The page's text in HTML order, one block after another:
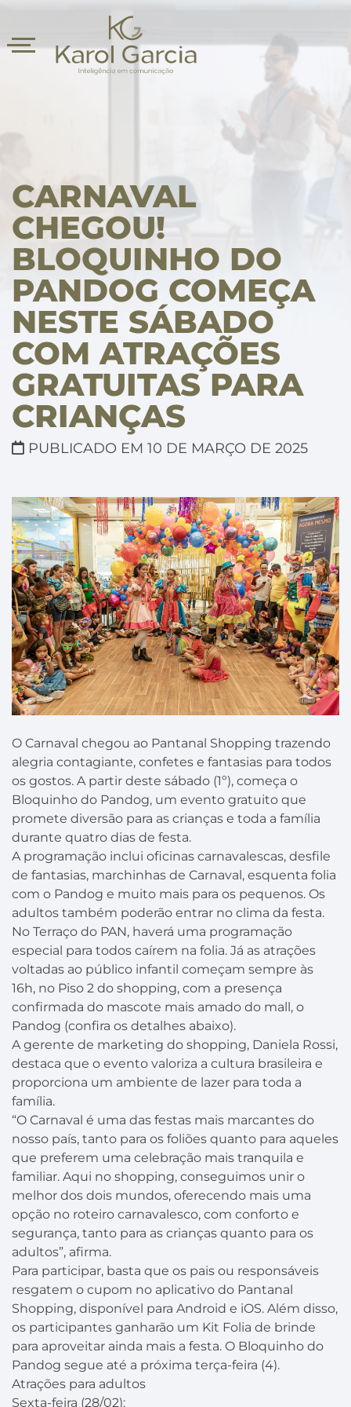
CARNAVAL
CHEGOU!
BLOQUINHO DO
PANDOG COMEÇA
NESTE SÁBADO
COM ATRAÇÕES
GRATUITAS PARA
CRIANÇAS
PUBLICADO EM 10 DE MARÇO DE 2025
O Carnaval chegou ao Pantanal Shopping trazendo
alegria contagiante, confetes e fantasias para todos
os gostos. A partir deste sábado (1º), começa o
Bloquinho do Pandog, um evento gratuito que
promete diversão para as crianças e toda a família
durante quatro dias de festa.
A programação inclui oficinas carnavalescas, desfile
de fantasias, marchinhas de Carnaval, esquenta folia
com o Pandog e muito mais para os pequenos. Os
adultos também poderão entrar no clima da festa.
No Terraço do PAN, haverá uma programação
especial para todos caírem na folia. Já as atrações
voltadas ao público infantil começam sempre às
16h, no Piso 2 do shopping, com a presença
confirmada do mascote mais amado do mall, o
Pandog (confira os detalhes abaixo).
A gerente de marketing do shopping, Daniela Rossi,
destaca que o evento valoriza a cultura brasileira e
proporciona um ambiente de lazer para toda a
família.
“O Carnaval é uma das festas mais marcantes do
nosso país, tanto para os foliões quanto para aqueles
que preferem uma celebração mais tranquila e
familiar. Aqui no shopping, conseguimos unir o
melhor dos dois mundos, oferecendo mais uma
opção no roteiro carnavalesco, com conforto e
segurança, tanto para as crianças quanto para os
adultos”, afirma.
Para participar, basta que os pais ou responsáveis
resgatem o cupom no aplicativo do Pantanal
Shopping, disponível para Android e iOS. Além disso,
os participantes ganharão um Kit Folia de brinde
para aproveitar ainda mais a festa. O Bloquinho do
Pandog segue até a próxima terça-feira (4).
Atrações para adultos
Sexta-feira (28/02):